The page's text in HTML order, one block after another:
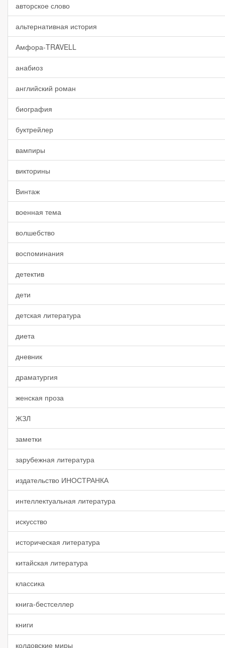
авторское слово
альтернативная история
Амфора-TRAVELL
анабиоз
английский роман
биография
буктрейлер
вампиры
викторины
Винтаж
военная тема
волшебство
воспоминания
детектив
дети
детская литература
диета
дневник
драматургия
женская проза
ЖЗЛ
заметки
зарубежная литература
издательство ИНОСТРАНКА
интеллектуальная литература
искусство
историческая литература
китайская литература
классика
книга-бестселлер
книги
колдовские миры